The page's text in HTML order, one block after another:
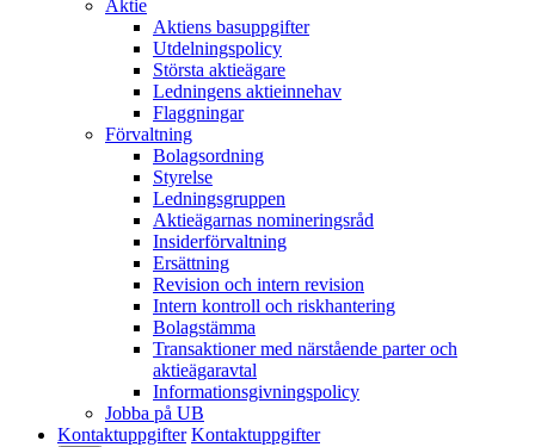
Aktie
Aktiens basuppgifter
Utdelningspolicy
Största aktieägare
Ledningens aktieinnehav
Flaggningar
Förvaltning
Bolagsordning
Styrelse
Ledningsgruppen
Aktieägarnas nomineringsråd
Insiderförvaltning
Ersättning
Revision och intern revision
Intern kontroll och riskhantering
Bolagstämma
Transaktioner med närstående parter och
aktieägaravtal
Informationsgivningspolicy
Jobba på UB
Kontaktuppgifter Kontaktuppgifter